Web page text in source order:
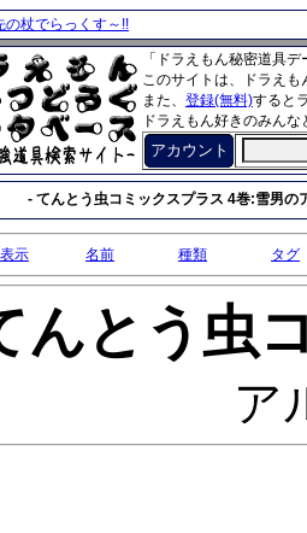
の杖でらっくす～!!
「ドラえもん秘密道具
このサイトは、ドラえ
また、 登録(無料)すると
ドラえもん好きのみん
アカウント
- てんとう虫コミックスプラス 4巻:雪男の
示 名前 種類 タグ
んとう虫
ア